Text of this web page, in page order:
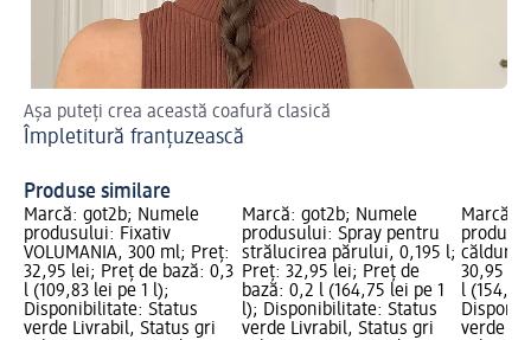
Așa puteți crea această coafură clasică
Împletitură franțuzească
Produse similare
Marcă: got2b; Numele
produsului: Fixativ
VOLUMANIA, 300 ml; Preț:
32,95 lei; Preț de bază: 0,3
l (109,83 lei pe 1 l);
Disponibilitate: Status
verde Livrabil, Status gri
Marcă: got2b; Numele
produsului: Spray pentru
strălucirea părului, 0,195 l;
Preț: 32,95 lei; Preț de
bază: 0,2 l (164,75 lei pe 1
l); Disponibilitate: Status
verde Livrabil, Status gri
Marcă:
căldură,
30,95
l
verde